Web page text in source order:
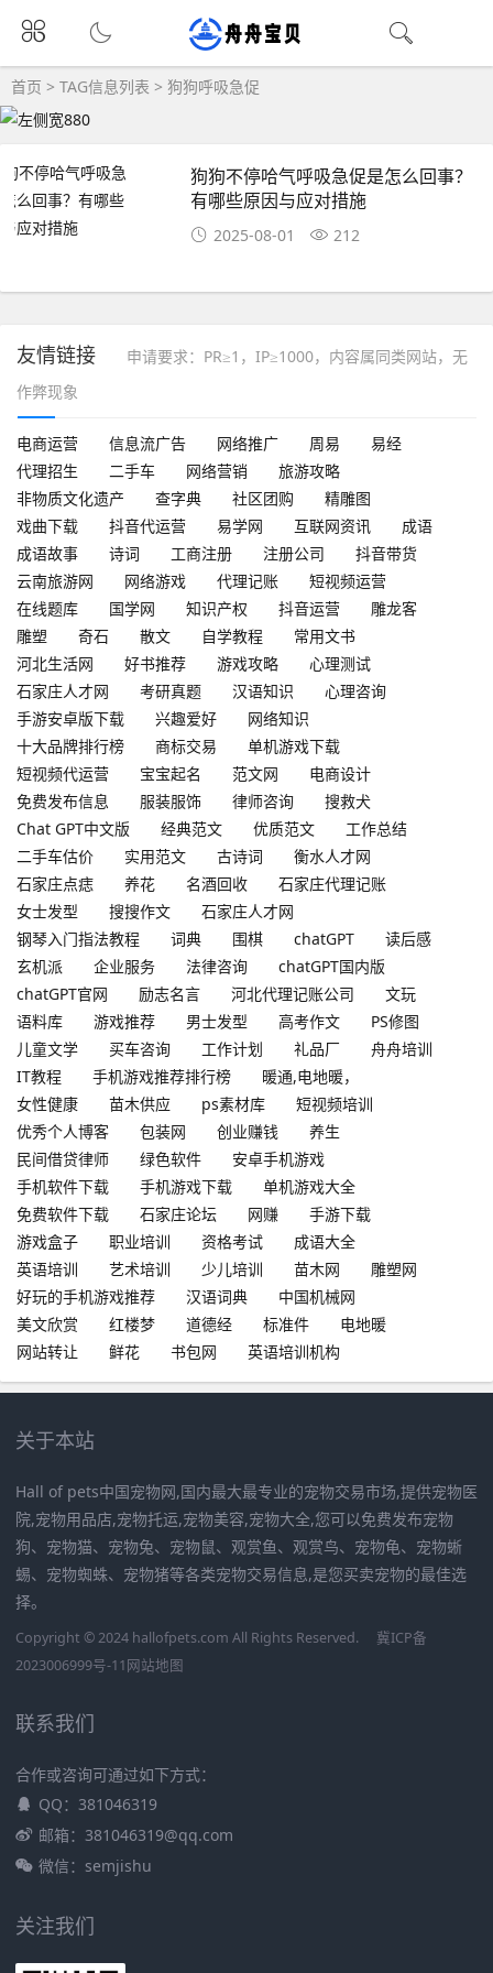
首页 > TAG信息列表 > 狗狗呼吸急促
狗狗不停哈气呼吸急促是怎么回事？
有哪些原因与应对措施
2025-08-01 212
友情链接
申请要求：PR≥1，IP≥1000，内容属同类网站，无
作弊现象
电商运营 信息流广告 网络推广 周易
易经
代理招生
二手车 网络营销
旅游攻略
非物质文化遗产
查字典 社区团购
精雕图
戏曲下载
抖音代运营 易学网 互联网资讯
成语
成语故事
诗词 工商注册 注册公司
抖音带货
云南旅游网
网络游戏 代理记账
短视频运营
在线题库
国学网 知识产权 抖音运营
雕龙客
雕塑
奇石 散文 自学教程
常用文书
河北生活网
好书推荐 游戏攻略
心理测试
石家庄人才网
考研真题 汉语知识
心理咨询
手游安卓版下载
兴趣爱好
网络知识
十大品牌排行榜
商标交易
单机游戏下载
短视频代运营
宝宝起名 范文网
电商设计
免费发布信息
服装服饰 律师咨询
搜救犬
Chat GPT中文版
经典范文 优质范文
工作总结
二手车估价
实用范文 古诗词
衡水人才网
石家庄点痣
养花 名酒回收
石家庄代理记账
女士发型
搜搜作文
石家庄人才网
钢琴入门指法教程
词典 围棋 chatGPT
读后感
玄机派
企业服务 法律咨询
chatGPT国内版
chatGPT官网
励志名言 河北代理记账公司
文玩
语料库
游戏推荐 男士发型 高考作文
PS修图
儿童文学
买车咨询 工作计划 礼品厂
舟舟培训
IT教程
手机游戏推荐排行榜
暖通,电地暖，
女性健康
苗木供应 ps素材库
短视频培训
优秀个人博客
包装网 创业赚钱
养生
民间借贷律师
绿色软件
安卓手机游戏
手机软件下载
手机游戏下载
单机游戏大全
免费软件下载
石家庄论坛 网赚
手游下载
游戏盒子
职业培训 资格考试
成语大全
英语培训
艺术培训 少儿培训 苗木网
雕塑网
好玩的手机游戏推荐
汉语词典
中国机械网
美文欣赏
红楼梦 道德经 标准件
电地暖
网站转让
鲜花 书包网 英语培训机构
关于本站
Hall of pets中国宠物网,国内最大最专业的宠物交易市场,提供宠物医
院,宠物用品店,宠物托运,宠物美容,宠物大全,您可以免费发布宠物
狗、宠物猫、宠物兔、宠物鼠、观赏鱼、观赏鸟、宠物龟、宠物蜥
蜴、宠物蜘蛛、宠物猪等各类宠物交易信息,是您买卖宠物的最佳选
择。
Copyright © 2024 hallofpets.com All Rights Reserved.
冀ICP备
2023006999号-11网站地图
联系我们
合作或咨询可通过如下方式：
QQ：381046319
邮箱：381046319@qq.com
微信：semjishu
关注我们